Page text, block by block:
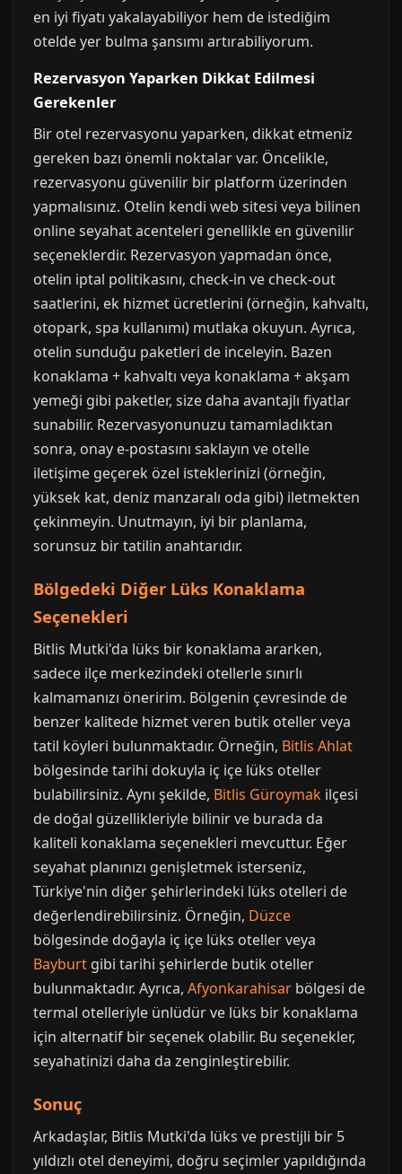
en iyi fiyatı yakalayabiliyor hem de istediğim
otelde yer bulma şansımı artırabiliyorum.
Rezervasyon Yaparken Dikkat Edilmesi
Gerekenler
Bir otel rezervasyonu yaparken, dikkat etmeniz
gereken bazı önemli noktalar var. Öncelikle,
rezervasyonu güvenilir bir platform üzerinden
yapmalısınız. Otelin kendi web sitesi veya bilinen
online seyahat acenteleri genellikle en güvenilir
seçeneklerdir. Rezervasyon yapmadan önce,
otelin iptal politikasını, check-in ve check-out
saatlerini, ek hizmet ücretlerini (örneğin, kahvaltı,
otopark, spa kullanımı) mutlaka okuyun. Ayrıca,
otelin sunduğu paketleri de inceleyin. Bazen
konaklama + kahvaltı veya konaklama + akşam
yemeği gibi paketler, size daha avantajlı fiyatlar
sunabilir. Rezervasyonunuzu tamamladıktan
sonra, onay e-postasını saklayın ve otelle
iletişime geçerek özel isteklerinizi (örneğin,
yüksek kat, deniz manzaralı oda gibi) iletmekten
çekinmeyin. Unutmayın, iyi bir planlama,
sorunsuz bir tatilin anahtarıdır.
Bölgedeki Diğer Lüks Konaklama
Seçenekleri
Bitlis Mutki'da lüks bir konaklama ararken,
sadece ilçe merkezindeki otellerle sınırlı
kalmamanızı öneririm. Bölgenin çevresinde de
benzer kalitede hizmet veren butik oteller veya
tatil köyleri bulunmaktadır. Örneğin, Bitlis Ahlat
bölgesinde tarihi dokuyla iç içe lüks oteller
bulabilirsiniz. Aynı şekilde, Bitlis Güroymak ilçesi
de doğal güzellikleriyle bilinir ve burada da
kaliteli konaklama seçenekleri mevcuttur. Eğer
seyahat planınızı genişletmek isterseniz,
Türkiye'nin diğer şehirlerindeki lüks otelleri de
değerlendirebilirsiniz. Örneğin, Düzce
bölgesinde doğayla iç içe lüks oteller veya
Bayburt gibi tarihi şehirlerde butik oteller
bulunmaktadır. Ayrıca, Afyonkarahisar bölgesi de
termal otelleriyle ünlüdür ve lüks bir konaklama
için alternatif bir seçenek olabilir. Bu seçenekler,
seyahatinizi daha da zenginleştirebilir.
Sonuç
Arkadaşlar, Bitlis Mutki'da lüks ve prestijli bir 5
yıldızlı otel deneyimi, doğru seçimler yapıldığında